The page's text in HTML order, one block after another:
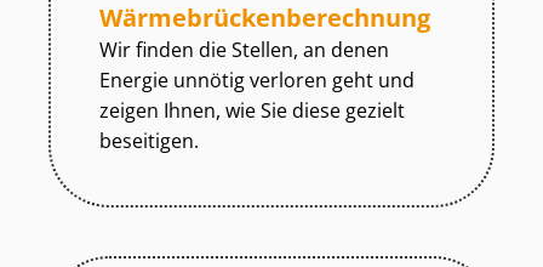
Wär­me­brü­cken­be­rech­nung
Wir finden die Stellen, an denen
Energie unnötig verloren geht und
zeigen Ihnen, wie Sie diese gezielt
beseitigen.